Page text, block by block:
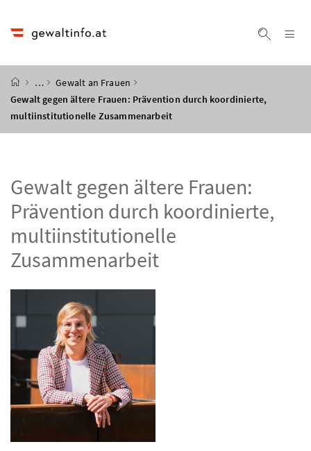
Startseite
…
Gewalt an Frauen
Gewalt gegen ältere Frauen: Prävention durch koordinierte,
multiinstitutionelle Zusammenarbeit
Gewalt gegen ältere Frauen:
Prävention durch koordinierte,
multiinstitutionelle
Zusammenarbeit